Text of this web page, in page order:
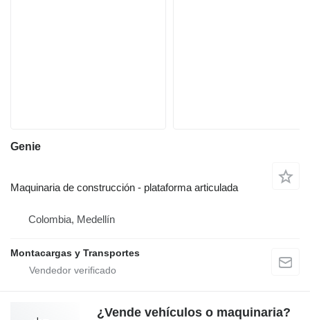
Genie
Maquinaria de construcción - plataforma articulada
Colombia, Medellín
Montacargas y Transportes
¿Vende vehículos o maquinaria?